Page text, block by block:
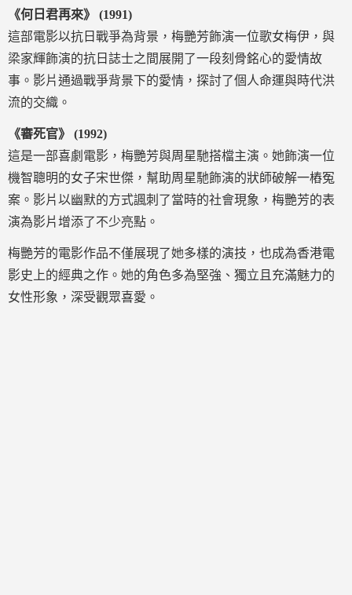
《何日君再來》 (1991)
這部電影以抗日戰爭為背景，梅艷芳飾演一位歌女梅伊，與
梁家輝飾演的抗日誌士之間展開了一段刻骨銘心的愛情故
事。影片通過戰爭背景下的愛情，探討了個人命運與時代洪
流的交織。
《審死官》 (1992)
這是一部喜劇電影，梅艷芳與周星馳搭檔主演。她飾演一位
機智聰明的女子宋世傑，幫助周星馳飾演的狀師破解一樁冤
案。影片以幽默的方式諷刺了當時的社會現象，梅艷芳的表
演為影片增添了不少亮點。
梅艷芳的電影作品不僅展現了她多樣的演技，也成為香港電
影史上的經典之作。她的角色多為堅強、獨立且充滿魅力的
女性形象，深受觀眾喜愛。